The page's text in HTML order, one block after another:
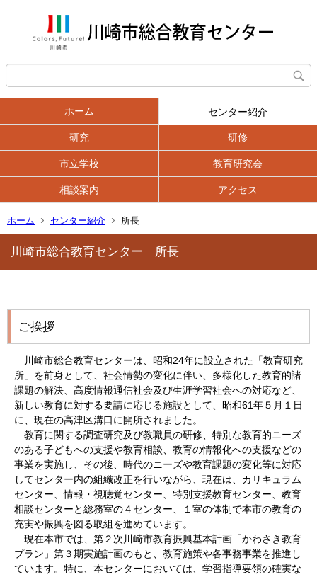
ホーム センター紹介
研究 研修
市立学校 教育研究会
相談案内 アクセス
ホーム センター紹介 所長
川崎市総合教育センター 所長
ご挨拶
川崎市総合教育センターは、昭和24年に設立された「教育研究
所」を前身として、社会情勢の変化に伴い、多様化した教育的諸
課題の解決、高度情報通信社会及び生涯学習社会への対応など、
新しい教育に対する要請に応じる施設として、昭和61年５月１日
に、現在の高津区溝口に開所されました。
教育に関する調査研究及び教職員の研修、特別な教育的ニーズ
のある子どもへの支援や教育相談、教育の情報化への支援などの
事業を実施し、その後、時代のニーズや教育課題の変化等に対応
してセンター内の組織改正を行いながら、現在は、カリキュラム
センター、情報・視聴覚センター、特別支援教育センター、教育
相談センターと総務室の４センター、１室の体制で本市の教育の
充実や振興を図る取組を進めています。
現在本市では、第２次川崎市教育振興基本計画「かわさき教育
プラン」第３期実施計画のもと、教育施策や各事務事業を推進し
ています。特に、本センターにおいては、学習指導要領の確実な